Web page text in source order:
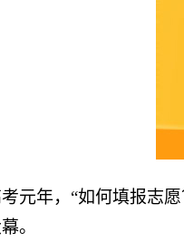
元年，“如何填报志
。